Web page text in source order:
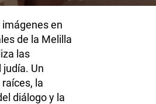
en
de la Melilla
las
Un
la
diálogo y la